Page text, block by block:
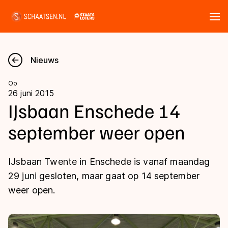
Nieuws
Kalender
Disciplines
Langebaan
Shorttrack
Uitslagen
Langebaan
Marathon
Tijden & historie
Ranglijsten Langebaan
Nieuws
Op
26 juni 2015
IJsbaan Enschede 14
september weer open
IJsbaan Twente in Enschede is vanaf maandag
29 juni gesloten, maar gaat op 14 september
weer open.